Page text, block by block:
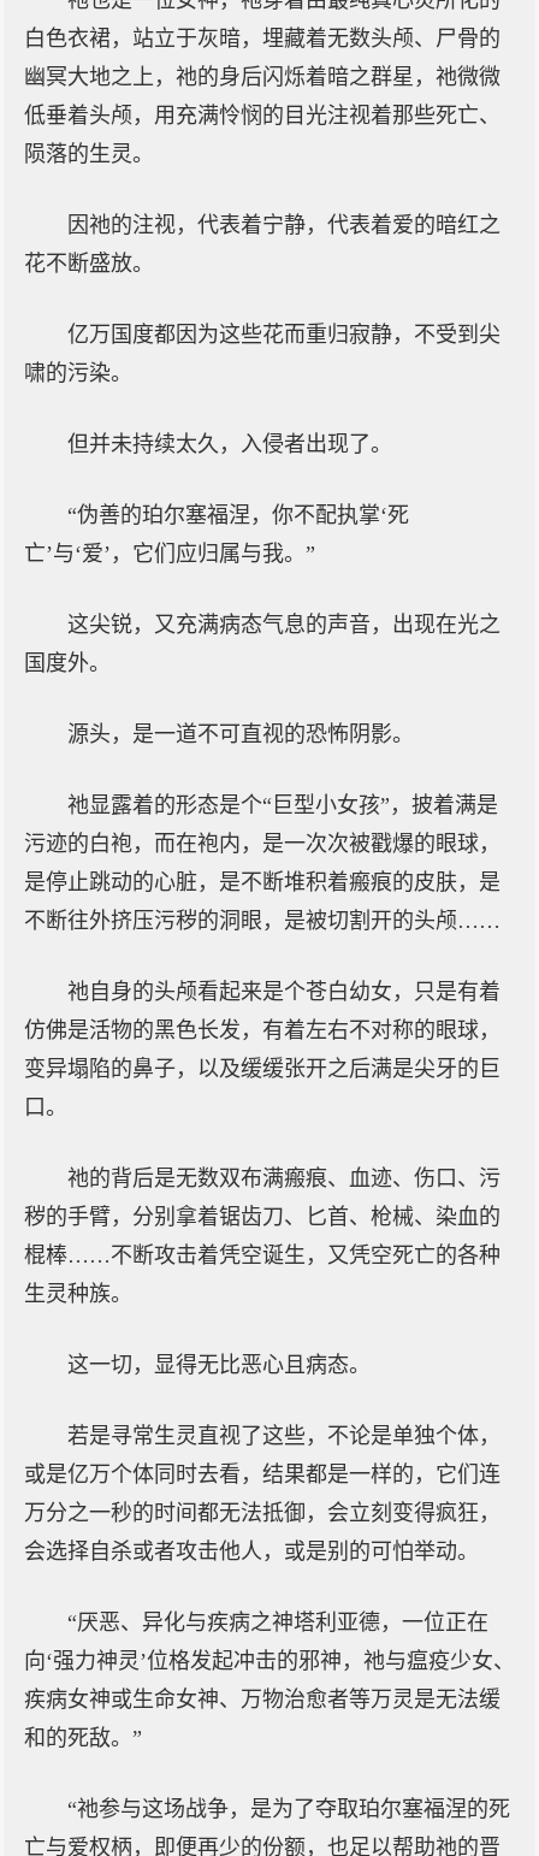
白色衣裙，站立于灰暗，埋藏着无数头颅、尸骨的
幽冥大地之上，祂的身后闪烁着暗之群星，祂微微
低垂着头颅，用充满怜悯的目光注视着那些死亡、
陨落的生灵。
因祂的注视，代表着宁静，代表着爱的暗红之
花不断盛放。
亿万国度都因为这些花而重归寂静，不受到尖
啸的污染。
但并未持续太久，入侵者出现了。
“伪善的珀尔塞福涅，你不配执掌‘死
亡’与‘爱’，它们应归属与我。”
这尖锐，又充满病态气息的声音，出现在光之
国度外。
源头，是一道不可直视的恐怖阴影。
祂显露着的形态是个“巨型小女孩”，披着满是
污迹的白袍，而在袍内，是一次次被戳爆的眼球，
是停止跳动的心脏，是不断堆积着瘢痕的皮肤，是
不断往外挤压污秽的洞眼，是被切割开的头颅……
祂自身的头颅看起来是个苍白幼女，只是有着
仿佛是活物的黑色长发，有着左右不对称的眼球，
变异塌陷的鼻子，以及缓缓张开之后满是尖牙的巨
口。
祂的背后是无数双布满瘢痕、血迹、伤口、污
秽的手臂，分别拿着锯齿刀、匕首、枪械、染血的
棍棒……不断攻击着凭空诞生，又凭空死亡的各种
生灵种族。
这一切，显得无比恶心且病态。
若是寻常生灵直视了这些，不论是单独个体，
或是亿万个体同时去看，结果都是一样的，它们连
万分之一秒的时间都无法抵御，会立刻变得疯狂，
会选择自杀或者攻击他人，或是别的可怕举动。
“厌恶、异化与疾病之神塔利亚德，一位正在
向‘强力神灵’位格发起冲击的邪神，祂与瘟疫少女、
疾病女神或生命女神、万物治愈者等万灵是无法缓
和的死敌。”
“祂参与这场战争，是为了夺取珀尔塞福涅的死
亡与爱权柄，即便再少的份额，也足以帮助祂的晋